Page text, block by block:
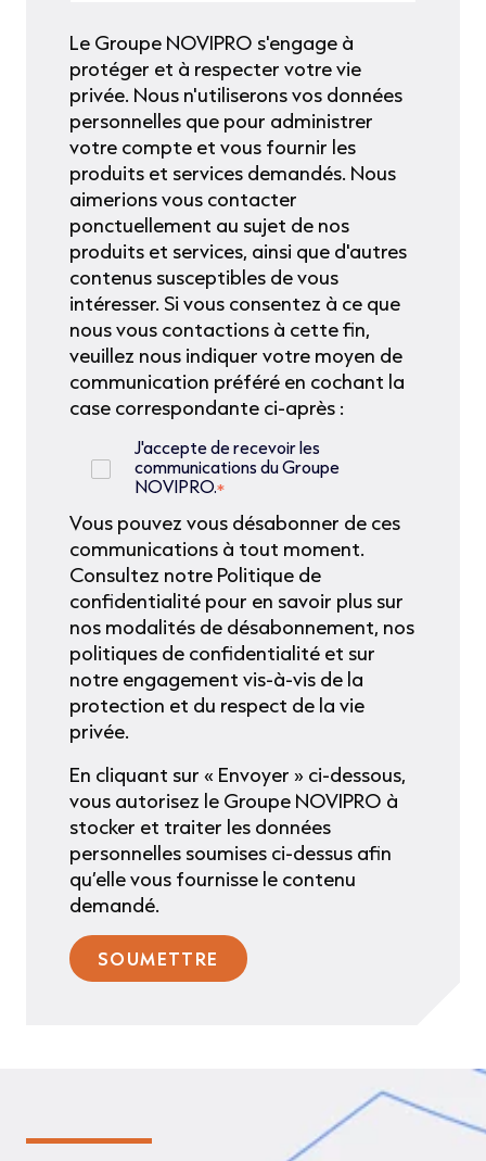
Le Groupe NOVIPRO s'engage à
protéger et à respecter votre vie
privée. Nous n'utiliserons vos données
personnelles que pour administrer
votre compte et vous fournir les
produits et services demandés. Nous
aimerions vous contacter
ponctuellement au sujet de nos
produits et services, ainsi que d'autres
contenus susceptibles de vous
intéresser. Si vous consentez à ce que
nous vous contactions à cette fin,
veuillez nous indiquer votre moyen de
communication préféré en cochant la
case correspondante ci-après :
J'accepte de recevoir les
communications du Groupe
NOVIPRO.*
Vous pouvez vous désabonner de ces
communications à tout moment.
Consultez notre Politique de
confidentialité pour en savoir plus sur
nos modalités de désabonnement, nos
politiques de confidentialité et sur
notre engagement vis-à-vis de la
protection et du respect de la vie
privée.
En cliquant sur « Envoyer » ci-dessous,
vous autorisez le Groupe NOVIPRO à
stocker et traiter les données
personnelles soumises ci-dessus afin
qu’elle vous fournisse le contenu
demandé.